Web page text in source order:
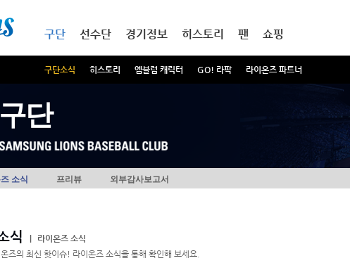
구단
구단소식 히스토리 엠블럼 캐릭터 GO! 라팍 라이온즈 파트너
선수단 경기정보 히스토리 팬 쇼핑
구단
소식 프리뷰 외부감사보고서
식
라이온즈 소식
즈의 최신 핫이슈! 라이온즈 소식을 통해 확인해 보세요.